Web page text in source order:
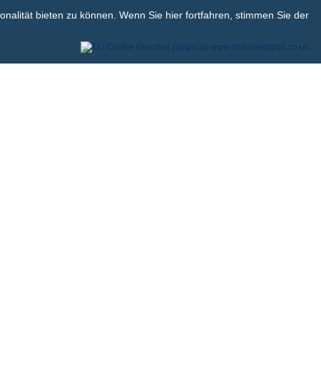
bieten zu können. Wenn Sie hier fortfahren, stimmen Sie der